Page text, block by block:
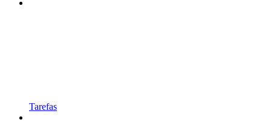
Tarefas